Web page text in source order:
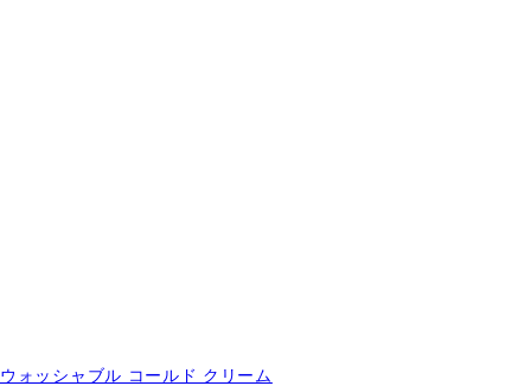
ウォッシャブル コールド クリーム